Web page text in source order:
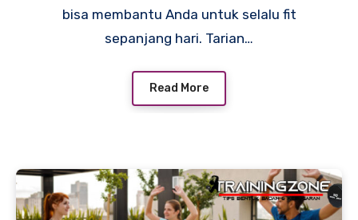
bisa membantu Anda untuk selalu fit
sepanjang hari. Tarian…
Read More